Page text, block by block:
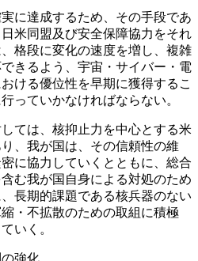
に達成するため、その手段であ
米同盟及び安全保障協力をそれ
格段に変化の速度を増し、複雑
きるよう、宇宙・サイバー・電
ける優位性を早期に獲得するこ
っていかなければならない。
ては、核抑止力を中心とする米
、我が国は、その信頼性の維
に協力していくとともに、総合
む我が国自身による対処のため
長期的課題である核兵器のない
・不拡散のための取組に積極
いく。
強化